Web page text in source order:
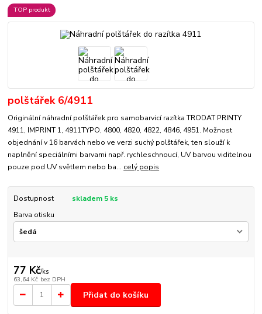
TOP produkt
polštářek 6/4911
Originální náhradní polštářek pro samobarvicí razítka TRODAT PRINTY
4911, IMPRINT 1, 4911TYPO, 4800, 4820, 4822, 4846, 4951. Možnost
objednání v 16 barvách nebo ve verzi suchý polštářek, ten slouží k
naplnění speciálními barvami např. rychleschnoucí, UV barvou viditelnou
pouze pod UV světlem nebo ba... celý popis
Dostupnost
skladem 5 ks
Barva otisku
77 Kč/ks
63,64 Kč bez DPH
Přidat do košíku